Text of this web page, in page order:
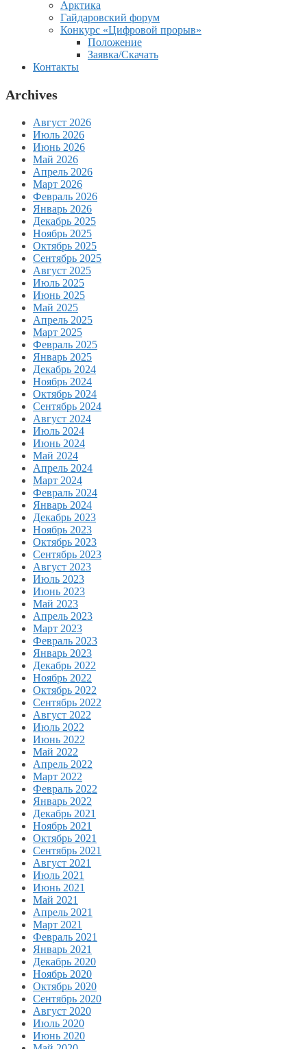
Арктика
Гайдаровский форум
Конкурс «Цифровой прорыв»
Положение
Заявка/Скачать
Контакты
Archives
Август 2026
Июль 2026
Июнь 2026
Май 2026
Апрель 2026
Март 2026
Февраль 2026
Январь 2026
Декабрь 2025
Ноябрь 2025
Октябрь 2025
Сентябрь 2025
Август 2025
Июль 2025
Июнь 2025
Май 2025
Апрель 2025
Март 2025
Февраль 2025
Январь 2025
Декабрь 2024
Ноябрь 2024
Октябрь 2024
Сентябрь 2024
Август 2024
Июль 2024
Июнь 2024
Май 2024
Апрель 2024
Март 2024
Февраль 2024
Январь 2024
Декабрь 2023
Ноябрь 2023
Октябрь 2023
Сентябрь 2023
Август 2023
Июль 2023
Июнь 2023
Май 2023
Апрель 2023
Март 2023
Февраль 2023
Январь 2023
Декабрь 2022
Ноябрь 2022
Октябрь 2022
Сентябрь 2022
Август 2022
Июль 2022
Июнь 2022
Май 2022
Апрель 2022
Март 2022
Февраль 2022
Январь 2022
Декабрь 2021
Ноябрь 2021
Октябрь 2021
Сентябрь 2021
Август 2021
Июль 2021
Июнь 2021
Май 2021
Апрель 2021
Март 2021
Февраль 2021
Январь 2021
Декабрь 2020
Ноябрь 2020
Октябрь 2020
Сентябрь 2020
Август 2020
Июль 2020
Июнь 2020